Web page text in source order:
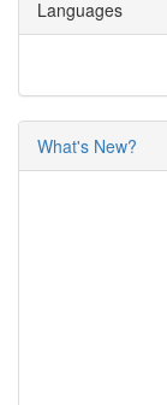
Languages
What's New?